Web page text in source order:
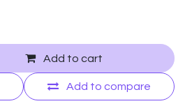
Add to cart
Add to compare